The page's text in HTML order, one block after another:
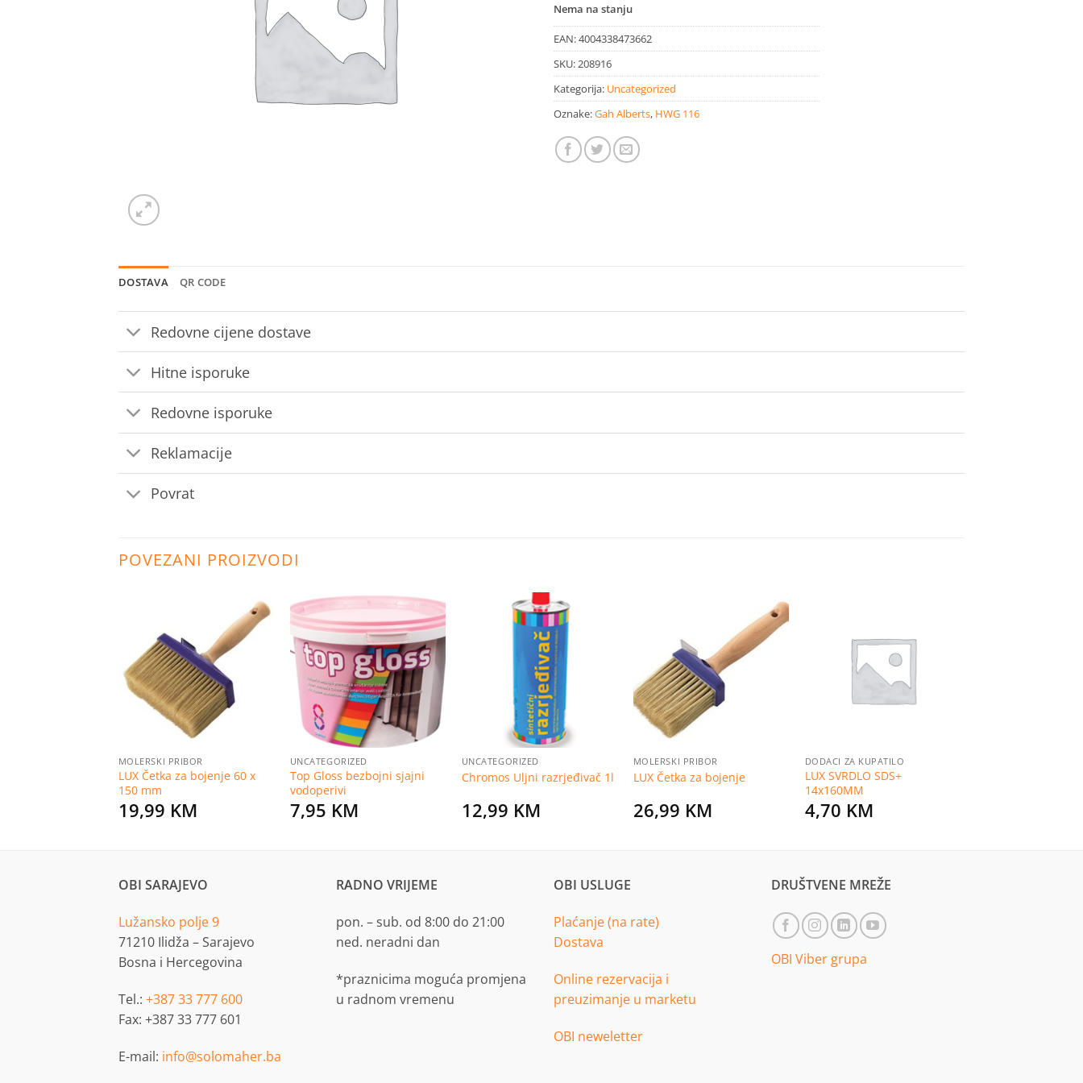
Nema na stanju
EAN:4004338473662
SKU:208916
Kategorija: Uncategorized
Oznake:Gah Alberts, HWG 116
DOSTAVA QR CODE
Redovne cijene dostave
Hitne isporuke
Redovne isporuke
Reklamacije
Povrat
POVEZANI PROIZVODI
Dodaj
MOLERSKI PRIBOR
LUX Četka za bojenje 60 x
150 mm
19,99 KM
Dodaj
na
listu
želja
UNCATEGORIZED
Top Gloss bezbojni sjajni
vodoperivi
7,95 KM
UNCATEGORIZED
Chromos Uljni razrjeđivač 1l
12,99 KM
Dodaj
na
MOLERSKI PRIBOR
LUX Četka za bojenje
26,99 KM
DODACI ZA KUPATILO
LUX SVRDLO SDS+
14x160MM
4,70 KM
OBI SARAJEVO
Lužansko polje 9
71210 Ilidža – Sarajevo
Bosna i Hercegovina
Tel.: +387 33 777 600
Fax: +387 33 777 601
E-mail: info@solomaher.ba
RADNO VRIJEME
pon. – sub. od 8:00 do 21:00
ned. neradni dan
*praznicima moguća promjena
u radnom vremenu
OBI USLUGE
Plaćanje (na rate)
Dostava
Online rezervacija i
preuzimanje u marketu
OBI neweletter
DRUŠTVENE MREŽE
OBI Viber grupa